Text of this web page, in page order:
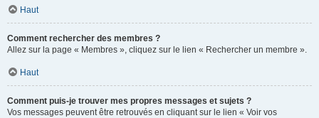
Haut
Comment rechercher des membres ?
Allez sur la page « Membres », cliquez sur le lien « Rechercher un membre ».
Haut
Comment puis-je trouver mes propres messages et sujets ?
Vos messages peuvent être retrouvés en cliquant sur le lien « Voir vos